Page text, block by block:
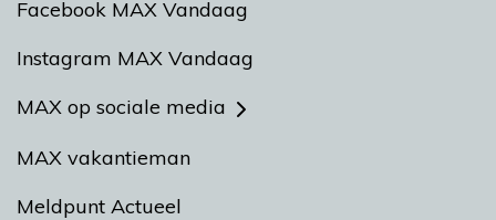
Facebook MAX Vandaag
Instagram MAX Vandaag
MAX op sociale media
MAX vakantieman
Meldpunt Actueel